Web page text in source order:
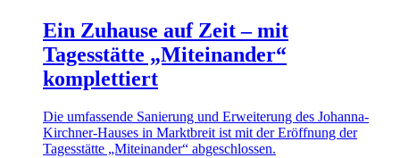
Ein Zuhause auf Zeit – mit
Tagesstätte „Miteinander“
komplettiert
Die umfassende Sanierung und Erweiterung des Johanna-
Kirchner-Hauses in Marktbreit ist mit der Eröffnung der
Tagesstätte „Miteinander“ abgeschlossen.